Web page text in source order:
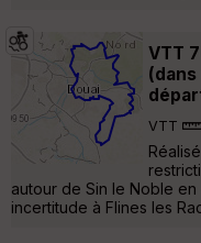
VTT
(dans
VTT
autour de Sin le Noble
incertitude à Flines les